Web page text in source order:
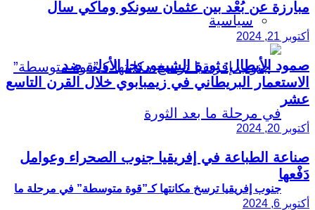
سياسية
جنوب إفريقيا ترسخ مكانتها كـ”قوة متوسطة” في مرحلة ما
مبارزة عن بُعْد بين عثمان سونكو وماكي سال
أكتوبر 21, 2024
صمود الأبطال: ثورة الشيمورنجا الأولى ضد
الاستعمار البريطاني في زيمبابوي خلال القرن التاسع
عشر
أكتوبر 20, 2024
صناعة الطباعة في إفريقيا جنوب الصحراء وعوامل
دَفْعها
أكتوبر 6, 2024